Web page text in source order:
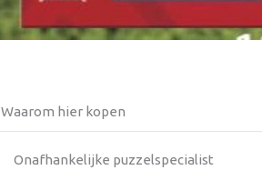
Waarom hier kopen
Onafhankelijke puzzelspecialist